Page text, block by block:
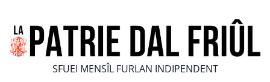
SFUEI MENSÎL FURLAN INDIPENDENT